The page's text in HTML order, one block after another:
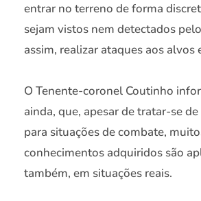
entrar no terreno de forma
sejam vistos nem detectados
assim, realizar ataques aos alvos
O Tenente-coronel Coutinho
ainda, que, apesar de tratar-se
para situações de combate,
conhecimentos adquiridos são
também, em situações reais.